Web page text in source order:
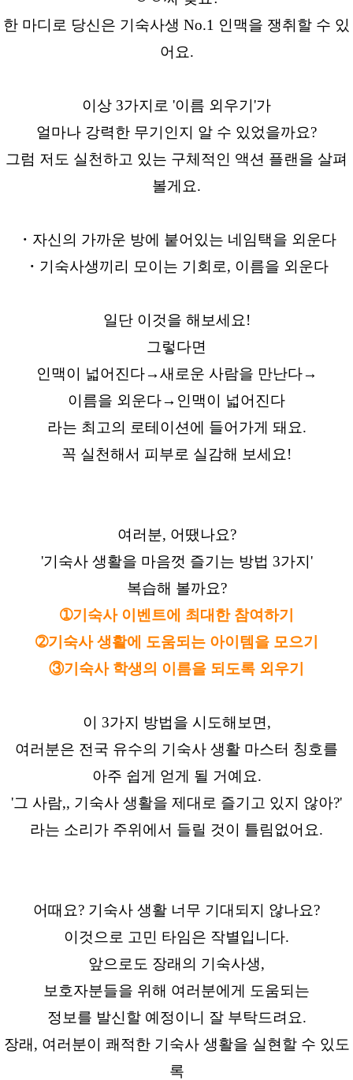
한 마디로 당신은 기숙사생 No.1 인맥을 쟁취할 수 있
어요.
이상 3가지로 '이름 외우기'가
얼마나 강력한 무기인지 알 수 있었을까요?
그럼 저도 실천하고 있는 구체적인 액션 플랜을 살펴
볼게요.
・자신의 가까운 방에 붙어있는 네임택을 외운다
・기숙사생끼리 모이는 기회로, 이름을 외운다
일단 이것을 해보세요!
그렇다면
인맥이 넓어진다→새로운 사람을 만난다→
이름을 외운다→인맥이 넓어진다
라는 최고의 로테이션에 들어가게 돼요.
꼭 실천해서 피부로 실감해 보세요!
여러분, 어땠나요?
'기숙사 생활을 마음껏 즐기는 방법 3가지'
복습해 볼까요?
➀기숙사 이벤트에 최대한 참여하기
➁기숙사 생활에 도움되는 아이템을 모으기
③기숙사 학생의 이름을 되도록 외우기
이 3가지 방법을 시도해보면,
여러분은 전국 유수의 기숙사 생활 마스터 칭호를
아주 쉽게 얻게 될 거예요.
'그 사람,, 기숙사 생활을 제대로 즐기고 있지 않아?'
라는 소리가 주위에서 들릴 것이 틀림없어요.
어때요? 기숙사 생활 너무 기대되지 않나요?
이것으로 고민 타임은 작별입니다.
앞으로도 장래의 기숙사생,
보호자분들을 위해 여러분에게 도움되는
정보를 발신할 예정이니 잘 부탁드려요.
장래, 여러분이 쾌적한 기숙사 생활을 실현할 수 있도
록